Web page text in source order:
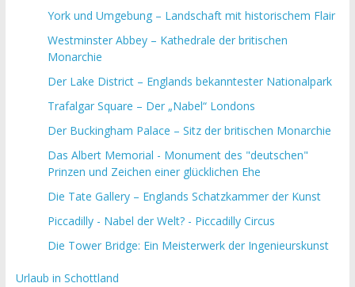
York und Umgebung – Landschaft mit historischem Flair
Westminster Abbey – Kathedrale der britischen
Monarchie
Der Lake District – Englands bekanntester Nationalpark
Trafalgar Square – Der „Nabel“ Londons
Der Buckingham Palace – Sitz der britischen Monarchie
Das Albert Memorial - Monument des "deutschen"
Prinzen und Zeichen einer glücklichen Ehe
Die Tate Gallery – Englands Schatzkammer der Kunst
Piccadilly - Nabel der Welt? - Piccadilly Circus
Die Tower Bridge: Ein Meisterwerk der Ingenieurskunst
Urlaub in Schottland